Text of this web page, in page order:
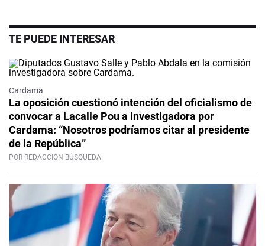
TE PUEDE INTERESAR
Cardama
La oposición cuestionó intención del oficialismo de
convocar a Lacalle Pou a investigadora por
Cardama: “Nosotros podríamos citar al presidente
de la República”
POR REDACCIÓN BÚSQUEDA